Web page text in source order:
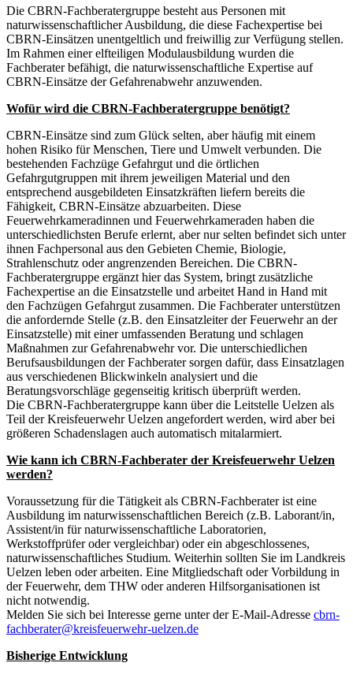
Die CBRN-Fachberatergruppe besteht aus Personen mit
naturwissenschaftlicher Ausbildung, die diese Fachexpertise bei
CBRN-Einsätzen unentgeltlich und freiwillig zur Verfügung stellen.
Im Rahmen einer elfteiligen Modulausbildung wurden die
Fachberater befähigt, die naturwissenschaftliche Expertise auf
CBRN-Einsätze der Gefahrenabwehr anzuwenden.
Wofür wird die CBRN-Fachberatergruppe benötigt?
CBRN-Einsätze sind zum Glück selten, aber häufig mit einem
hohen Risiko für Menschen, Tiere und Umwelt verbunden. Die
bestehenden Fachzüge Gefahrgut und die örtlichen
Gefahrgutgruppen mit ihrem jeweiligen Material und den
entsprechend ausgebildeten Einsatzkräften liefern bereits die
Fähigkeit, CBRN-Einsätze abzuarbeiten. Diese
Feuerwehrkameradinnen und Feuerwehrkameraden haben die
unterschiedlichsten Berufe erlernt, aber nur selten befindet sich unter
ihnen Fachpersonal aus den Gebieten Chemie, Biologie,
Strahlenschutz oder angrenzenden Bereichen. Die CBRN-
Fachberatergruppe ergänzt hier das System, bringt zusätzliche
Fachexpertise an die Einsatzstelle und arbeitet Hand in Hand mit
den Fachzügen Gefahrgut zusammen. Die Fachberater unterstützen
die anfordernde Stelle (z.B. den Einsatzleiter der Feuerwehr an der
Einsatzstelle) mit einer umfassenden Beratung und schlagen
Maßnahmen zur Gefahrenabwehr vor. Die unterschiedlichen
Berufsausbildungen der Fachberater sorgen dafür, dass Einsatzlagen
aus verschiedenen Blickwinkeln analysiert und die
Beratungsvorschläge gegenseitig kritisch überprüft werden.
Die CBRN-Fachberatergruppe kann über die Leitstelle Uelzen als
Teil der Kreisfeuerwehr Uelzen angefordert werden, wird aber bei
größeren Schadenslagen auch automatisch mitalarmiert.
Wie kann ich CBRN-Fachberater der Kreisfeuerwehr Uelzen
werden?
Voraussetzung für die Tätigkeit als CBRN-Fachberater ist eine
Ausbildung im naturwissenschaftlichen Bereich (z.B. Laborant/in,
Assistent/in für naturwissenschaftliche Laboratorien,
Werkstoffprüfer oder vergleichbar) oder ein abgeschlossenes,
naturwissenschaftliches Studium. Weiterhin sollten Sie im Landkreis
Uelzen leben oder arbeiten. Eine Mitgliedschaft oder Vorbildung in
der Feuerwehr, dem THW oder anderen Hilfsorganisationen ist
nicht notwendig.
Melden Sie sich bei Interesse gerne unter der E-Mail-Adresse cbrn-
fachberater@kreisfeuerwehr-uelzen.de
Bisherige Entwicklung